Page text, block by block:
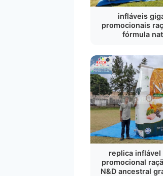
infláveis
promocionais
fórmula
replica inflável
promocional
N&D ancestral